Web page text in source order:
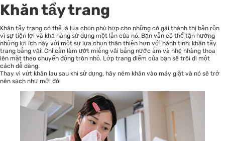
Khăn tẩy trang
Khăn tẩy trang có thể là lựa chọn phù hợp cho những cô gái thành thị bận rộn
vì sự tiện lợi và khả năng sử dụng một lần của nó. Bạn vẫn có thể tận hưởng
những lợi ích này với một sự lựa chọn thân thiện hơn với hành tinh: khăn tẩy
trang bằng vải! Chỉ cần làm ướt miếng vải bằng nước ấm và nhẹ nhàng thoa
lên mặt theo chuyển động tròn nhỏ. Lớp trang điểm của bạn sẽ trôi đi một
cách dễ dàng.
Thay vì vứt khăn lau sau khi sử dụng, hãy ném khăn vào máy giặt và nó sẽ trở
nên sạch như mới đó!